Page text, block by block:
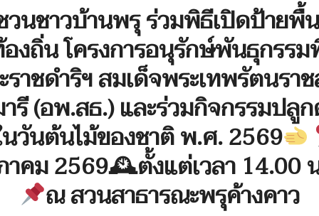
นชาวบ้านพรุ ร่วมพิธีเปิดป้าย
งถิ่น โครงการอนุรักษ์พันธุกรร
าชดำริฯ สมเด็จพระเทพรัตนรา
รี (อพ.สธ.) และร่วมกิจกรรมปลู
นวันต้นไม้ของชาติ พ.ศ. 2569
คม 2569🕰ตั้งแต่เวลา 14.00
ณ สวนสาธารณะพรุค้างคาว